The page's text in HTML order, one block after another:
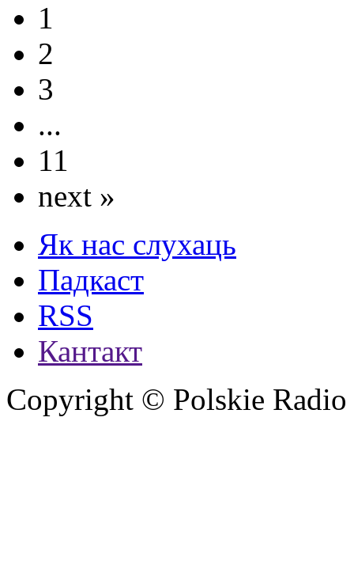
1
2
3
...
11
next »
Як нас слухаць
Падкаст
RSS
Кантакт
Copyright © Polskie